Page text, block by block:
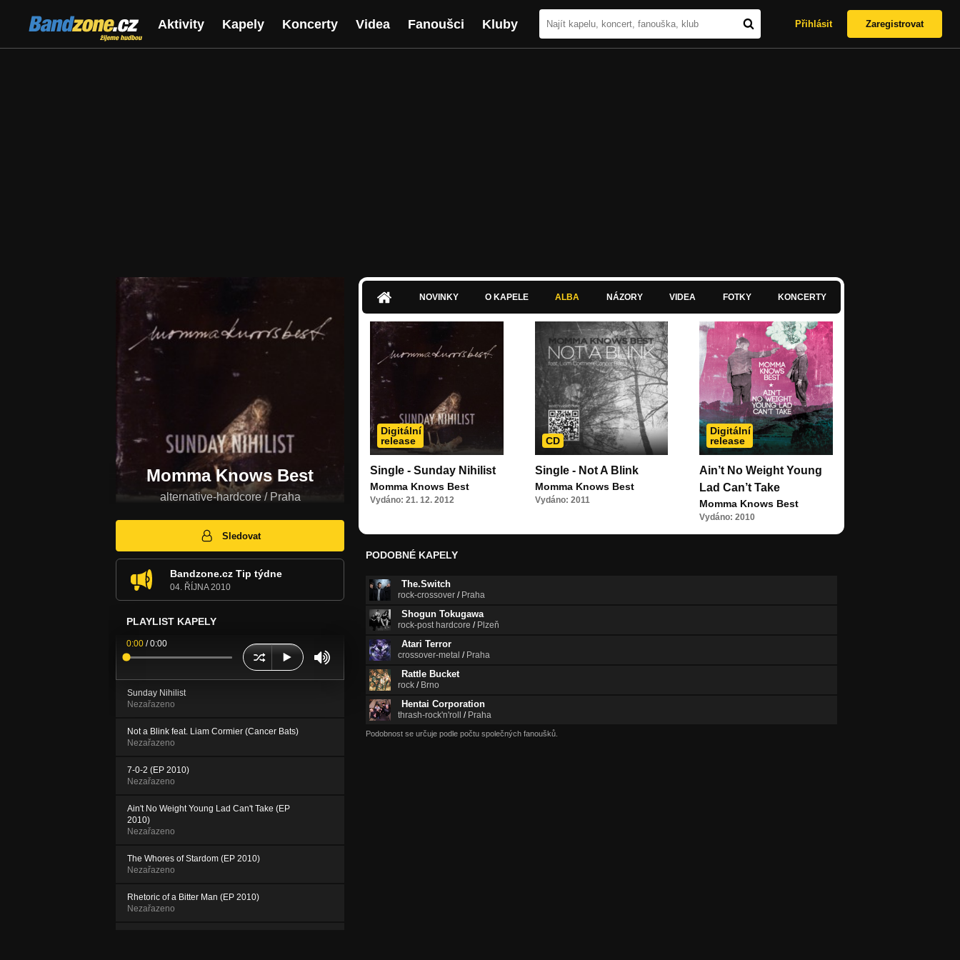
Bandzone.cz
žijeme hudbou
Aktivity Kapely Koncerty Videa Fanoušci Kluby Přihlásit Zaregistrovat
Momma Knows Best
alternative-hardcore / Praha
Sledovat
Bandzone.cz Tip týdne
04. ŘÍJNA 2010
PLAYLIST KAPELY
0:00 /0:00
Sunday Nihilist
Nezařazeno
Not a Blink feat. Liam Cormier (Cancer Bats)
Nezařazeno
7-0-2 (EP 2010)
Nezařazeno
Ain't No Weight Young Lad Can't Take (EP
2010)
Nezařazeno
The Whores of Stardom (EP 2010)
Nezařazeno
Rhetoric of a Bitter Man (EP 2010)
Nezařazeno
NOVINKY O KAPELE ALBA NÁZORY VIDEA FOTKY KONCERTY
Digitální
release
Single - Sunday Nihilist
Momma Knows Best
Vydáno: 21. 12. 2012
CD
Single - Not A Blink
Momma Knows Best
Vydáno: 2011
Digitální
release
Ain’t No Weight Young
Lad Can’t Take
Momma Knows Best
Vydáno: 2010
PODOBNÉ KAPELY
The.Switch
rock-crossover / Praha
Shogun Tokugawa
rock-post hardcore / Plzeň
Atari Terror
crossover-metal / Praha
Rattle Bucket
rock / Brno
Hentai Corporation
thrash-rock'n'roll / Praha
Podobnost se určuje podle počtu společných fanoušků.